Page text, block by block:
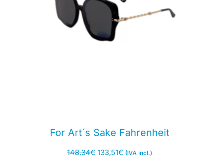
For Art´s Sake Fahrenheit
148,34€ 133,51€ (IVA incl.)